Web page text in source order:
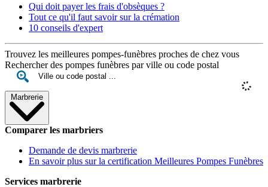
Qui doit payer les frais d'obsèques ?
Tout ce qu'il faut savoir sur la crémation
10 conseils d'expert
Trouvez les meilleures pompes-funèbres proches de chez vous
Rechercher des pompes funèbres par ville ou code postal
Marbrerie
Comparer les marbriers
Demande de devis marbrerie
En savoir plus sur la certification Meilleures Pompes Funèbres
Services marbrerie